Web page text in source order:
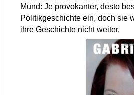
Mund: Je provokanter, desto
Politikgeschichte ein, doch sie
ihre Geschichte nicht weiter.